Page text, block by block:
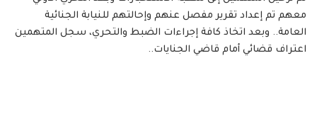
معهم تم إعداد تقرير مفصل عنهم وإحالتهم للنيابة الجنائية
العامة.. وبعد اتخاذ كافة إجراءات الضبط والتحري، سجل المتهمين
اعتراف قضائي أمام قاضي الجنايات..